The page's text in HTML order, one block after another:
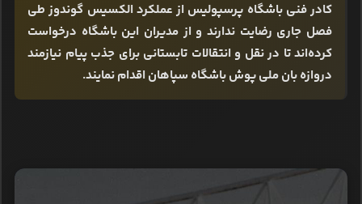
کادر فنی باشگاه پرسپولیس از عملکرد الکسیس گوندوز طی
فصل جاری رضایت ندارند و از مدیران این باشگاه درخواست
کرده‌اند تا در نقل و انتقالات تابستانی برای جذب پیام نیازمند
دروازه بان ملی پوش باشگاه سپاهان اقدام نمایند.